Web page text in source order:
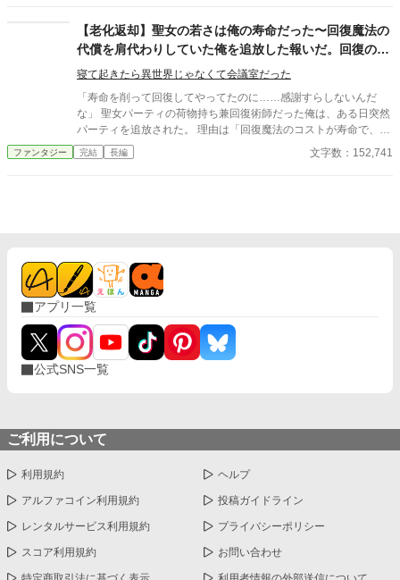
【老化返却】聖女の若さは俺の寿命だった〜回復魔法の
代償を肩代わりしていた俺を追放した報いだ。回復のた
びに毛が抜け、骨がスカスカになるが良い〜
寝て起きたら異世界じゃなくて会議室だった
「寿命を削って回復してやってたのに……感謝すらしないんだ
な」 聖女パーティの荷物持ち兼回復術師だった俺は、ある日突然
パーティを追放された。 理由は「回復魔法のコストが寿命で、も
うすぐ死ぬ無能はいらない」という勝手な思い込み。 だが、彼ら
は知らなかった。 俺の正体が、この世界の生命を司る世界樹の根
では歩けない老婆のような姿へと変わり果てていく。 一方、解放
された俺は隣国の美少女皇女に拾われ、世界樹の力で枯れた大地
を森に変える「現人神」として崇められていた。 「今さら戻って
きて？ ……悪いけど、そのハゲ散らかした老婆、誰だっけ？」 す
べてを失ってから「俺」の価値に気づいても、もう遅い。 これ
は、恩を仇で返した連中が、自らの美容と健康を代償に破滅して
いく物語。
ファンタジー 完結 長編 文字数：152,741
アプリ一覧
公式SNS一覧
ご利用について
利用規約 ヘルプ
アルファコイン利用規約 投稿ガイドライン
レンタルサービス利用規約 プライバシーポリシー
スコア利用規約 お問い合わせ